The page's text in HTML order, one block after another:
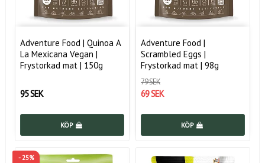
Adventure Food | Quinoa A
La Mexicana Vegan |
Frystorkad mat | 150g
95 SEK
KÖP
Adventure Food |
Scrambled Eggs |
Frystorkad mat | 98g
79 SEK
69 SEK
KÖP
- 25%